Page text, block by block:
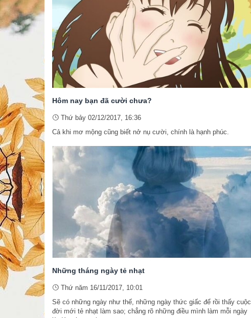
Hôm nay bạn đã cười chưa?
Thứ bảy 02/12/2017, 16:36
Cả khi mơ mộng cũng biết nở nụ cười, chính là hạnh phúc.
Những tháng ngày tẻ nhạt
Thứ năm 16/11/2017, 10:01
Sẽ có những ngày như thế, những ngày thức giấc để rồi thấy cuộc
đời mới tẻ nhạt làm sao; chẳng rõ những điều mình làm mỗi ngày